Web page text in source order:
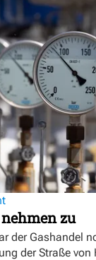
zu
der Gashandel
der Straße